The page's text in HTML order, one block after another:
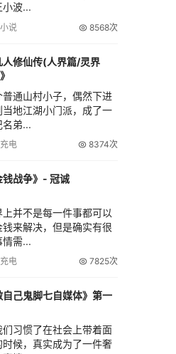
小波...
说 8568次
人修仙传(人界篇/灵界
普通山村小子，偶然下进
当地江湖小门派，成了一
名弟...
电 8374次
钱战争》- 冠诚
上并不是每一件事都可以
钱来解决，但是确实有很
情需...
电 7825次
自己鬼脚七自媒体》第一
们习惯了在社会上带着面
时候，真实成为了一件奢